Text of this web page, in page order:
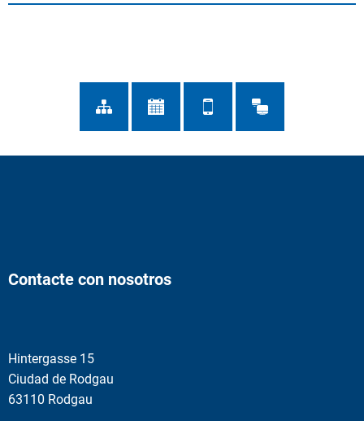
Contacte con nosotros
Hintergasse 15
Ciudad de Rodgau
63110 Rodgau